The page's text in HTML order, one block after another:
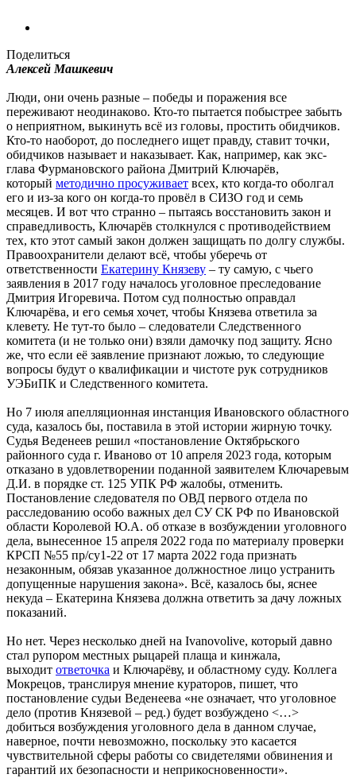
Поделиться
Алексей Машкевич
Люди, они очень разные – победы и поражения все
переживают неодинаково. Кто-то пытается побыстрее забыть
о неприятном, выкинуть всё из головы, простить обидчиков.
Кто-то наоборот, до последнего ищет правду, ставит точки,
обидчиков называет и наказывает. Как, например, как экс-
глава Фурмановского района Дмитрий Ключарёв,
который методично просуживает всех, кто когда-то оболгал
его и из-за кого он когда-то провёл в СИЗО год и семь
месяцев. И вот что странно – пытаясь восстановить закон и
справедливость, Ключарёв столкнулся с противодействием
тех, кто этот самый закон должен защищать по долгу службы.
Правоохранители делают всё, чтобы уберечь от
ответственности Екатерину Князеву – ту самую, с чьего
заявления в 2017 году началось уголовное преследование
Дмитрия Игоревича. Потом суд полностью оправдал
Ключарёва, и его семья хочет, чтобы Князева ответила за
клевету. Не тут-то было – следователи Следственного
комитета (и не только они) взяли дамочку под защиту. Ясно
же, что если её заявление признают ложью, то следующие
вопросы будут о квалификации и чистоте рук сотрудников
УЭБиПК и Следственного комитета.
Но 7 июля апелляционная инстанция Ивановского областного
суда, казалось бы, поставила в этой истории жирную точку.
Судья Веденеев решил «постановление Октябрьского
районного суда г. Иваново от 10 апреля 2023 года, которым
отказано в удовлетворении поданной заявителем Ключаревым
Д.И. в порядке ст. 125 УПК РФ жалобы, отменить.
Постановление следователя по ОВД первого отдела по
расследованию особо важных дел СУ СК РФ по Ивановской
области Королевой Ю.А. об отказе в возбуждении уголовного
дела, вынесенное 15 апреля 2022 года по материалу проверки
КРСП №55 пр/су1-22 от 17 марта 2022 года признать
незаконным, обязав указанное должностное лицо устранить
допущенные нарушения закона». Всё, казалось бы, яснее
некуда – Екатерина Князева должна ответить за дачу ложных
показаний.
Но нет. Через несколько дней на Ivanovolive, который давно
стал рупором местных рыцарей плаща и кинжала,
выходит ответочка и Ключарёву, и областному суду. Коллега
Мокрецов, транслируя мнение кураторов, пишет, что
постановление судьи Веденеева «не означает, что уголовное
дело (против Князевой – ред.) будет возбуждено <…>
добиться возбуждения уголовного дела в данном случае,
наверное, почти невозможно, поскольку это касается
чувствительной сферы работы со свидетелями обвинения и
гарантий их безопасности и неприкосновенности».